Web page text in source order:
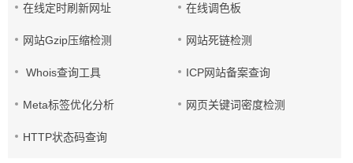
在线定时刷新网址 在线调色板
网站Gzip压缩检测 网站死链检测
Whois查询工具 ICP网站备案查询
Meta标签优化分析 网页关键词密度检测
HTTP状态码查询